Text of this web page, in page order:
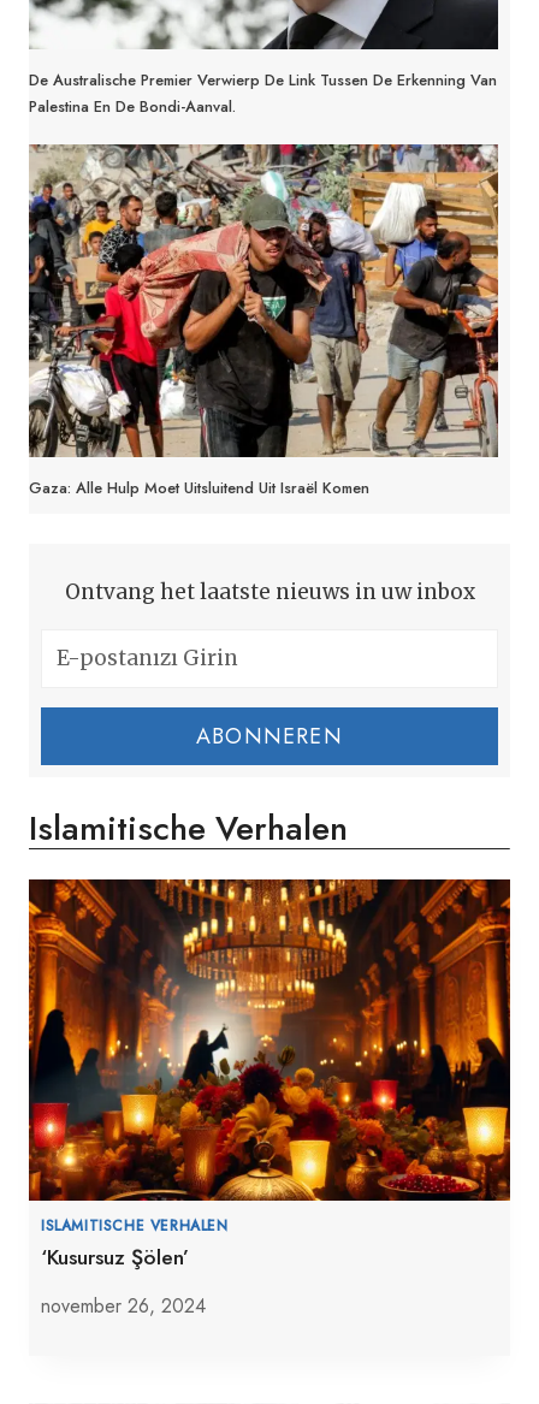
De Australische Premier Verwierp De Link Tussen De Erkenning Van
Palestina En De Bondi-Aanval.
Gaza: Alle Hulp Moet Uitsluitend Uit Israël Komen
Ontvang het laatste nieuws in uw inbox
ABONNEREN
Islamitische Verhalen
ISLAMITISCHE VERHALEN
‘Kusursuz Şölen’
november 26, 2024